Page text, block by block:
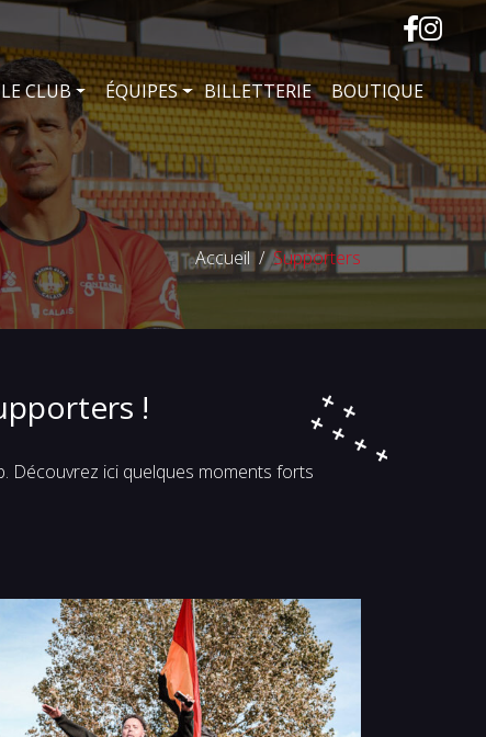
LE CLUB ÉQUIPES BILLETTERIE BOUTIQUE
Accueil Supporters
!
Découvrez ici quelques moments forts